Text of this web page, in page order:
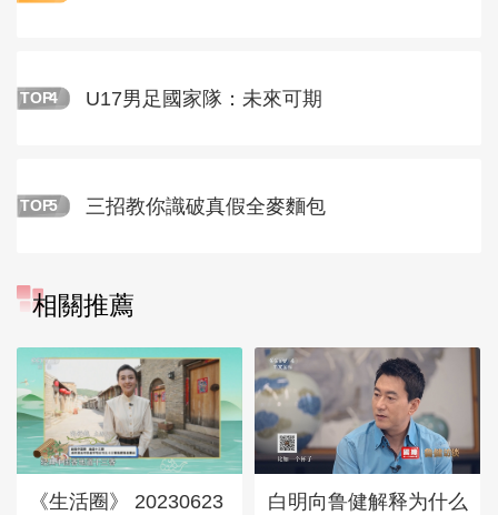
TOP4 U17男足國家隊：未來可期
TOP5 三招教你識破真假全麥麵包
相關推薦
《生活圈》 20230623
白明向鲁健解释为什么